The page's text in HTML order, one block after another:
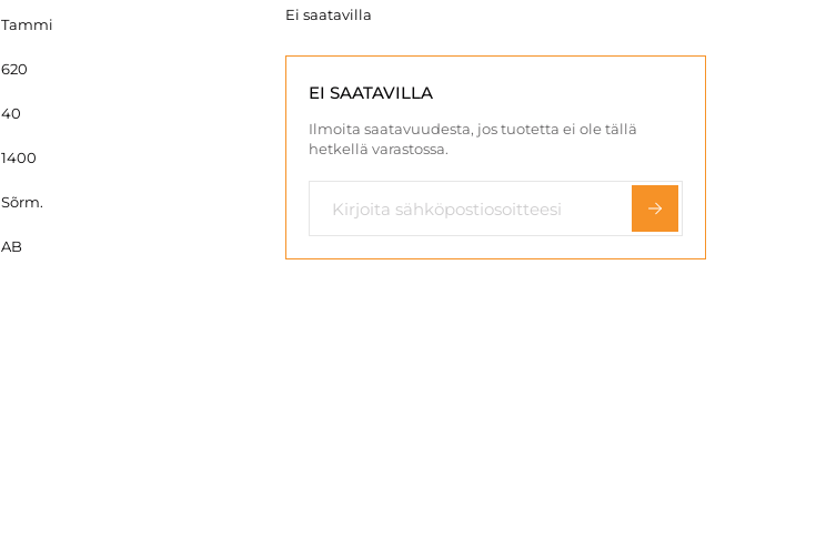
Tammi
620
40
1400
Sõrm.
AB
Ei saatavilla
EI SAATAVILLA
Ilmoita saatavuudesta, jos tuotetta ei ole tällä
hetkellä varastossa.